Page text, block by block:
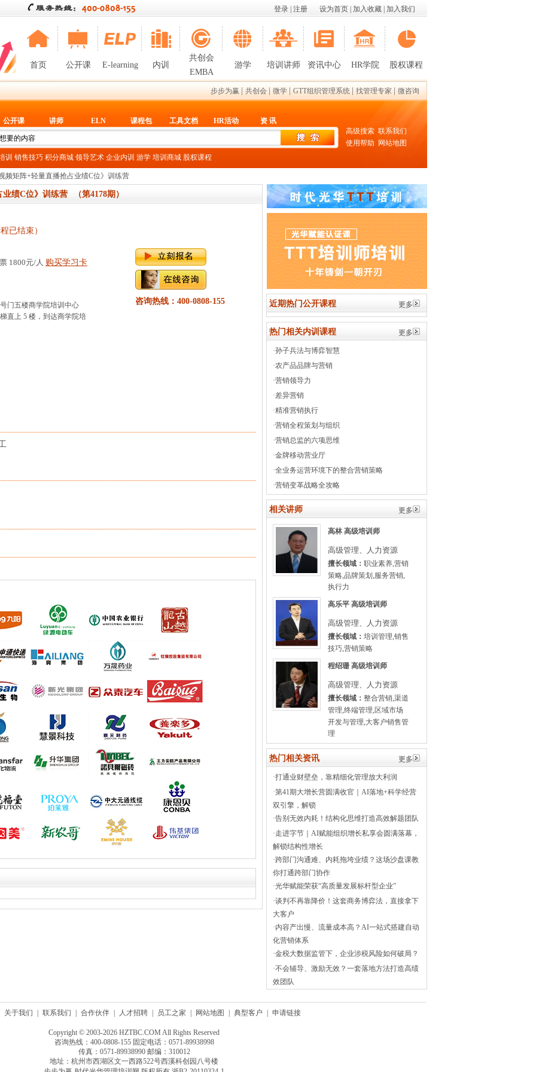
设为首页 加入收藏 加入我们
登录 注册
首页 公开课 E-learning 内训
共创会
EMBA
游学 培训讲师 资讯中心 HR学院 股权课程
步步为赢 共创会 微学 GTT组织管理系统 找管理专家 微咨询
公开课 讲师 ELN 课程包 工具文档 HR活动 资 讯
训 销售技巧 积分商城 领导艺术 企业内训 游学 培训商城 股权课程
高级搜索 联系我们
使用帮助
网站地图
矩阵+轻量直播抢占业绩C位》训练营
绩C位》训练营 （第4178期）
已结束）
1800元/人 购买学习卡
门五楼商学院培训中心
直上 5 楼，到达商学院培
咨询热线：400-0808-155 近期热门公开课程 更多
热门相关内训课程 更多
·孙子兵法与博弈智慧
·农产品品牌与营销
·营销领导力
·差异营销
·精准营销执行
·营销全程策划与组织
·营销总监的六项思维
·金牌移动营业厅
·全业务运营环境下的整合营销策略
·营销变革战略全攻略
相关讲师 更多
高林 高级培训师
高级管理、人力资源
擅长领域： 职业素养,营销
策略,品牌策划 ,服务营销,
执行力
高乐平 高级培训师
高级管理、人力资源
擅长领域： 培训管理,销售
技巧,营销策略
程绍珊 高级培训师
高级管理、人力资源
擅长领域： 整合营销,渠道
管理,终端管理,区域市场
开发与管理,大客户销售管
理
热门相关资讯 更多
·打通业财壁垒，靠精细化管理放大利润
·第41期大增长营圆满收官｜AI落地+科学经营
双引擎，解锁
·告别无效内耗！结构化思维打造高效解题团队
·走进字节｜AI赋能组织增长私享会圆满落幕，
解锁结构性增长
·跨部门沟通难、内耗拖垮业绩？这场沙盘课教
你打通跨部门协作
·光华赋能荣获“高质量发展标杆型企业”
·谈判不再靠降价！这套商务博弈法，直接拿下
大客户
·内容产出慢、流量成本高？AI一站式搭建自动
化营销体系
·金税大数据监管下，企业涉税风险如何破局？
·不会辅导、激励无效？一套落地方法打造高绩
效团队
关于我们 联系我们 合作伙伴 人才招聘 员工之家 网站地图 典型客户 申请链接
Copyright © 2003-2026 HZTBC.COM All Rights Reserved
咨询热线：400-0808-155 固定电话：0571-89938998
传真：0571-89938990 邮编：310012
地址：杭州市西湖区文一西路522号西溪科创园八号楼